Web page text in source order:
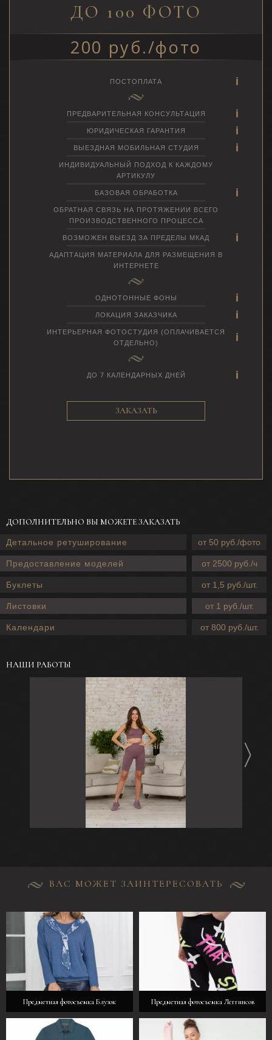
ДО 100 ФОТО
200 руб./фото
ПОСТОПЛАТА
ПРЕДВАРИТЕЛЬНАЯ КОНСУЛЬТАЦИЯ
ЮРИДИЧЕСКАЯ ГАРАНТИЯ
ВЫЕЗДНАЯ МОБИЛЬНАЯ СТУДИЯ
ИНДИВИДУАЛЬНЫЙ ПОДХОД К КАЖДОМУ
АРТИКУЛУ
БАЗОВАЯ ОБРАБОТКА
ОБРАТНАЯ СВЯЗЬ НА ПРОТЯЖЕНИИ ВСЕГО
ПРОИЗВОДСТВЕННОГО ПРОЦЕССА
ВОЗМОЖЕН ВЫЕЗД ЗА ПРЕДЕЛЫ МКАД
АДАПТАЦИЯ МАТЕРИАЛА ДЛЯ РАЗМЕЩЕНИЯ В
ИНТЕРНЕТЕ
ОДНОТОННЫЕ ФОНЫ
ЛОКАЦИЯ ЗАКАЗЧИКА
ИНТЕРЬЕРНАЯ ФОТОСТУДИЯ (ОПЛАЧИВАЕТСЯ
ОТДЕЛЬНО)
ДО 7 КАЛЕНДАРНЫХ ДНЕЙ
ЗАКАЗАТЬ
ДОПОЛНИТЕЛЬНО ВЫ МОЖЕТЕ ЗАКАЗАТЬ
Детальное ретуширование от 50 руб./фото
Предоставление моделей от 2500 руб./ч
Буклеты от 1,5 руб./шт.
Листовки от 1 руб./шт.
Календари от 800 руб./шт.
НАШИ РАБОТЫ
ВАС МОЖЕТ ЗАИНТЕРЕСОВАТЬ
Предметная фотосъемка Блузок Предметная фотосъемка Леггинсов